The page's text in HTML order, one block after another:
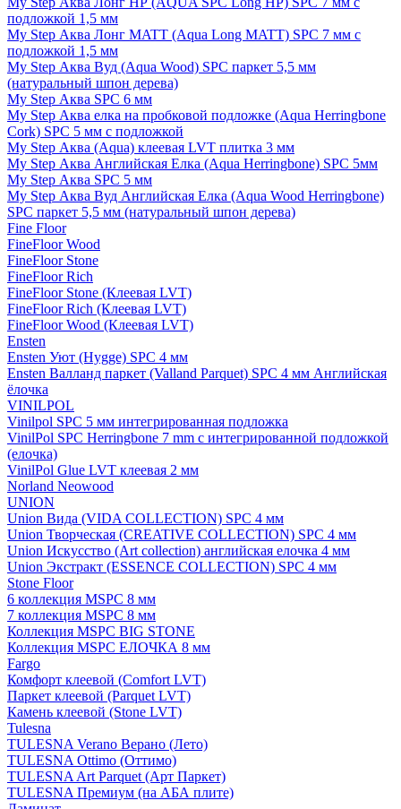
подложкой 1,5 мм
My Step Аква Лонг MATT (Aqua Long MATT) SPC 7 мм с
подложкой 1,5 мм
My Step Аква Вуд (Aqua Wood) SPC паркет 5,5 мм
(натуральный шпон дерева)
My Step Аква SPC 6 мм
My Step Аква елка на пробковой подложке (Aqua Herringbone
Cork) SPC 5 мм с подложкой
My Step Аква (Aqua) клеевая LVT плитка 3 мм
My Step Аква Английская Елка (Aqua Herringbone) SPC 5мм
My Step Аква SPC 5 мм
My Step Аква Вуд Английская Елка (Aqua Wood Herringbone)
SPC паркет 5,5 мм (натуральный шпон дерева)
Fine Floor
FineFloor Wood
FineFloor Stone
FineFloor Rich
FineFloor Stone (Клеевая LVT)
FineFloor Rich (Клеевая LVT)
FineFloor Wood (Клеевая LVT)
Ensten
Ensten Уют (Hygge) SPC 4 мм
Ensten Валланд паркет (Valland Parquet) SPC 4 мм Английская
ёлочка
VINILPOL
Vinilpol SPC 5 мм интегрированная подложка
VinilPol SPC Herringbone 7 mm с интегрированной подложкой
(елочка)
VinilPol Glue LVT клеевая 2 мм
Norland Neowood
UNION
Union Вида (VIDA COLLECTION) SPC 4 мм
Union Творческая (CREATIVE COLLECTION) SPC 4 мм
Union Искусство (Art collection) английская елочка 4 мм
Union Экстракт (ESSENCE COLLECTION) SPC 4 мм
Stone Floor
6 коллекция MSPC 8 мм
7 коллекция MSPC 8 мм
Коллекция MSPC BIG STONE
Коллекция MSPC ЕЛОЧКА 8 мм
Fargo
Комфорт клеевой (Comfort LVT)
Паркет клеевой (Parquet LVT)
Камень клеевой (Stone LVT)
Tulesna
TULESNA Verano Верано (Лето)
TULESNA Ottimo (Оттимо)
TULESNA Art Parquet (Арт Паркет)
TULESNA Премиум (на АБА плите)